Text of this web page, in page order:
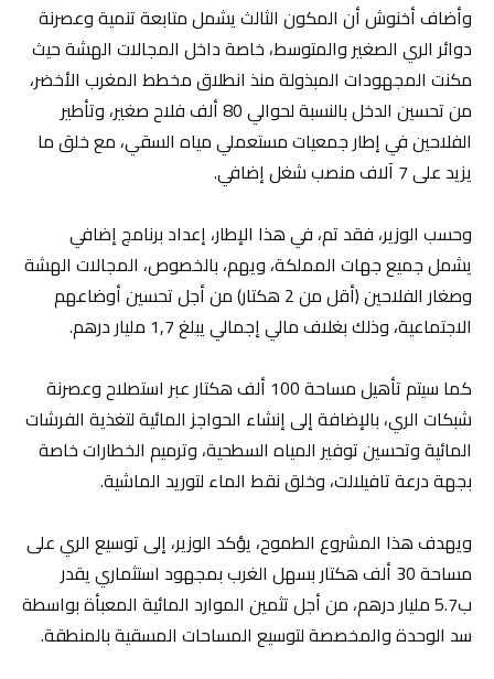
وأضاف أخنوش أن المكون الثالث يشمل متابعة تنمية وعصرنة
دوائر الري الصغير والمتوسط، خاصة داخل المجالات الهشة حيث
مكنت المجهودات المبذولة منذ انطلاق مخطط المغرب الأخضر،
من تحسين الدخل بالنسبة لحوالي 80 ألف فلاح صغير، وتأطير
الفلاحين في إطار جمعيات مستعملي مياه السقي، مع خلق ما
يزيد على 7 آلاف منصب شغل إضافي.
وحسب الوزير، فقد تم، في هذا الإطار، إعداد برنامج إضافي
يشمل جميع جهات المملكة، ويهم، بالخصوص، المجالات الهشة
وصغار الفلاحين (أقل من 2 هكتار) من أجل تحسين أوضاعهم
الاجتماعية، وذلك بغلاف مالي إجمالي يبلغ 1,7 مليار درهم.
كما سيتم تأهيل مساحة 100 ألف هكتار عبر استصلاح وعصرنة
شبكات الري، بالإضافة إلى إنشاء الحواجز المائية لتغذية الفرشات
المائية وتحسين توفير المياه السطحية، وترميم الخطارات خاصة
بجهة درعة تافيلالت، وخلق نقط الماء لتوريد الماشية.
ويهدف هذا المشروع الطموح، يؤكد الوزير، إلى توسيع الري على
مساحة 30 ألف هكتار بسهل الغرب بمجهود استثماري يقدر
ب5.7 مليار درهم، من أجل تثمين الموارد المائية المعبأة بواسطة
سد الوحدة والمخصصة لتوسيع المساحات المسقية بالمنطقة.